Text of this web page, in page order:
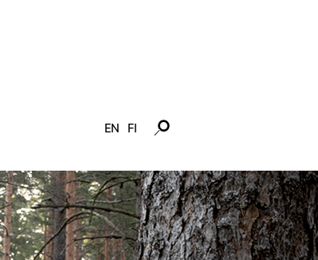
EN FI